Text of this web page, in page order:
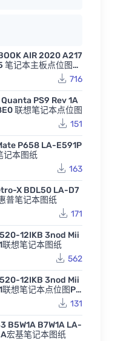
AIR 2020 A217
记本主板点位图B
716
PS9 Rev 1A
联想笔记本点位图
151
P658 LA-E591P
记本图纸
163
X BDL50 LA-D7
普笔记本图纸
171
12IKB 3nod Mii
想笔记本图纸
562
12IKB 3nod Mii
想笔记本点位图PD
131
B5W1A B7W1A LA-
宏基笔记本图纸